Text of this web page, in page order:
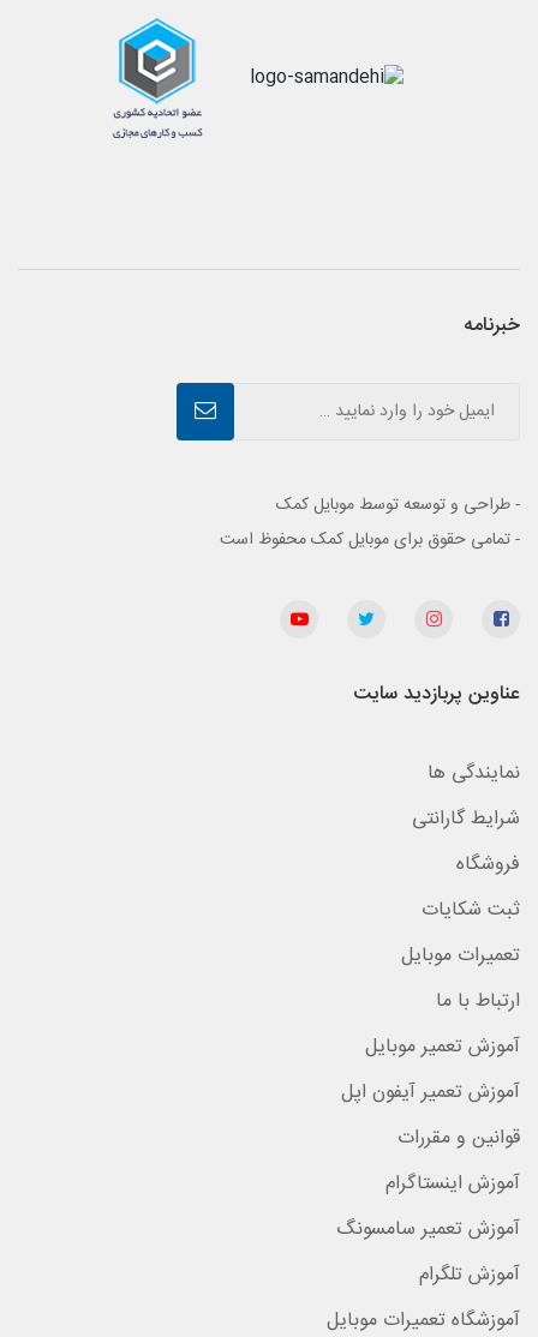
خبرنامه
- طراحی و توسعه توسط موبایل کمک
- تمامی حقوق برای موبایل کمک محفوظ است
عناوین پربازدید سایت
نمایندگی ها
شرایط گارانتی
فروشگاه
ثبت شکایات
تعمیرات موبایل
ارتباط با ما
آموزش تعمیر موبایل
آموزش تعمیر آیفون اپل
قوانین و مقررات
آموزش اینستاگرام
آموزش تعمیر سامسونگ
آموزش تلگرام
آموزشگاه تعمیرات موبایل